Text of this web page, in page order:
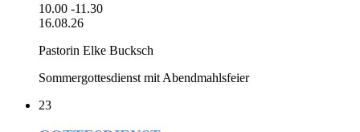
10.00 -11.30
16.08.26
Pastorin Elke Bucksch
Sommergottesdienst mit Abendmahlsfeier
23